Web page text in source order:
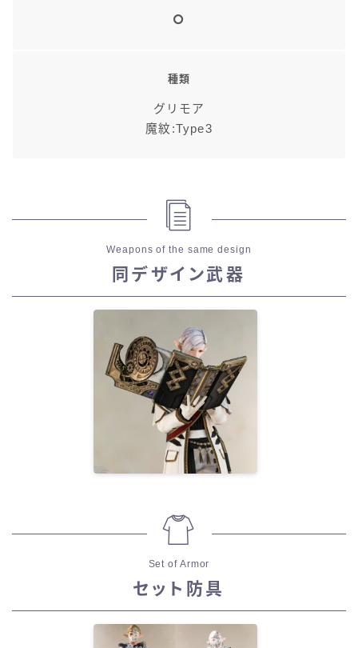
種類
グリモア
魔紋:Type3
Weapons of the same design
同デザイン武器
Set of Armor
セット防具